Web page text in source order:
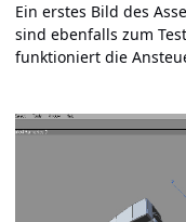
Ein erstes Bild des
sind ebenfalls zum
funktioniert die